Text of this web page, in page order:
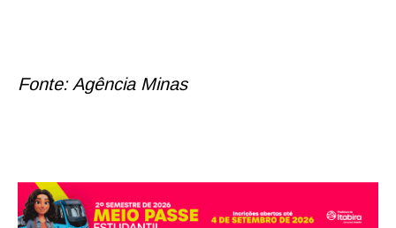
Fonte: Agência Minas